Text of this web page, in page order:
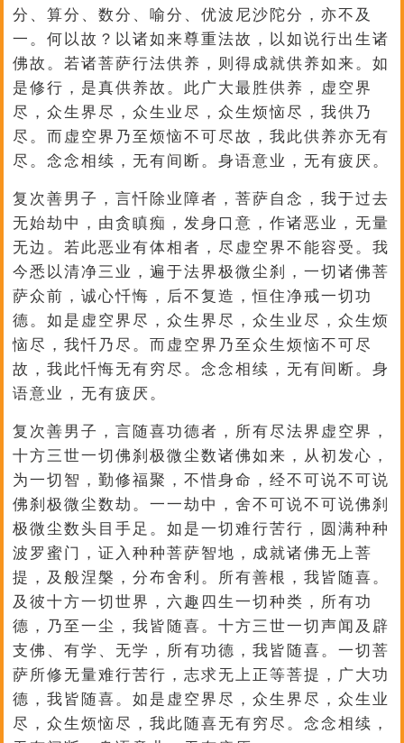
分、算分、数分、喻分、优波尼沙陀分，亦不及
一。何以故？以诸如来尊重法故，以如说行出生诸
佛故。若诸菩萨行法供养，则得成就供养如来。如
是修行，是真供养故。此广大最胜供养，虚空界
尽，众生界尽，众生业尽，众生烦恼尽，我供乃
尽。而虚空界乃至烦恼不可尽故，我此供养亦无有
尽。念念相续，无有间断。身语意业，无有疲厌。
复次善男子，言忏除业障者，菩萨自念，我于过去
无始劫中，由贪瞋痴，发身口意，作诸恶业，无量
无边。若此恶业有体相者，尽虚空界不能容受。我
今悉以清净三业，遍于法界极微尘刹，一切诸佛菩
萨众前，诚心忏悔，后不复造，恒住净戒一切功
德。如是虚空界尽，众生界尽，众生业尽，众生烦
恼尽，我忏乃尽。而虚空界乃至众生烦恼不可尽
故，我此忏悔无有穷尽。念念相续，无有间断。身
语意业，无有疲厌。
复次善男子，言随喜功德者，所有尽法界虚空界，
十方三世一切佛刹极微尘数诸佛如来，从初发心，
为一切智，勤修福聚，不惜身命，经不可说不可说
佛刹极微尘数劫。一一劫中，舍不可说不可说佛刹
极微尘数头目手足。如是一切难行苦行，圆满种种
波罗蜜门，证入种种菩萨智地，成就诸佛无上菩
提，及般涅槃，分布舍利。所有善根，我皆随喜。
及彼十方一切世界，六趣四生一切种类，所有功
德，乃至一尘，我皆随喜。十方三世一切声闻及辟
支佛、有学、无学，所有功德，我皆随喜。一切菩
萨所修无量难行苦行，志求无上正等菩提，广大功
德，我皆随喜。如是虚空界尽，众生界尽，众生业
尽，众生烦恼尽，我此随喜无有穷尽。念念相续，